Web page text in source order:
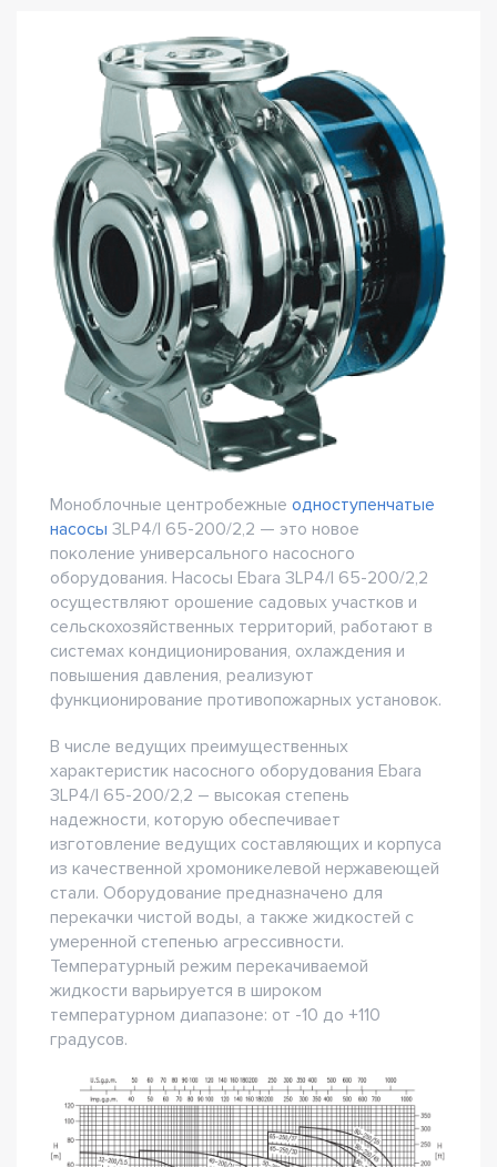
Моноблочные центробежные одноступенчатые
насосы 3LP4/I 65-200/2,2 — это новое
поколение универсального насосного
оборудования. Насосы Ebara 3LP4/I 65-200/2,2
осуществляют орошение садовых участков и
сельскохозяйственных территорий, работают в
системах кондиционирования, охлаждения и
повышения давления, реализуют
функционирование противопожарных установок.
В числе ведущих преимущественных
характеристик насосного оборудования Ebara
3LP4/I 65-200/2,2 – высокая степень
надежности, которую обеспечивает
изготовление ведущих составляющих и корпуса
из качественной хромоникелевой нержавеющей
стали. Оборудование предназначено для
перекачки чистой воды, а также жидкостей с
умеренной степенью агрессивности.
Температурный режим перекачиваемой
жидкости варьируется в широком
температурном диапазоне: от -10 до +110
градусов.